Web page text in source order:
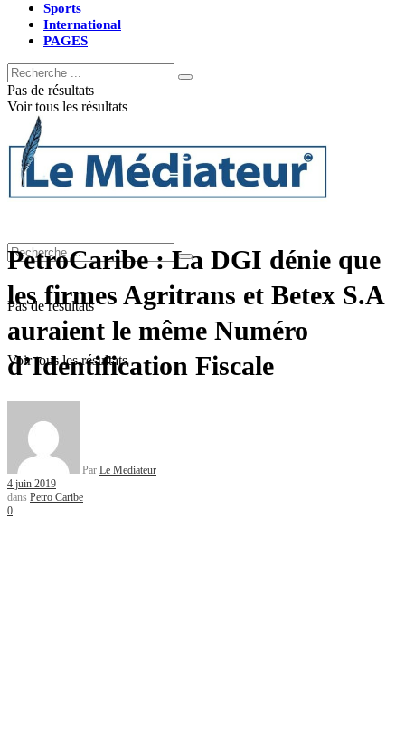
Sports
International
PAGES
Pas de résultats
Voir tous les résultats
Pas de résultats
Voir tous les résultats
PetroCaribe : La DGI dénie que
les firmes Agritrans et Betex S.A
auraient le même Numéro
d’Identification Fiscale
Par Le Mediateur
4 juin 2019
dans Petro Caribe
0